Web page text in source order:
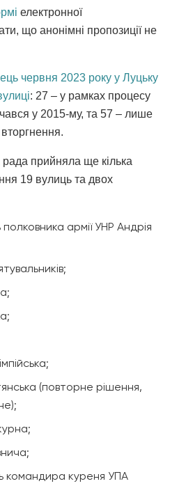
електронної
що анонімні пропозиції не
червня 2023 року у Луцьку
: 27 – у рамках процесу
у 2015-му, та 57 – лише
рада прийняла ще кілька
19 вулиць та двох
армії УНР Андрія
(повторне рішення,
командира куреня УПА